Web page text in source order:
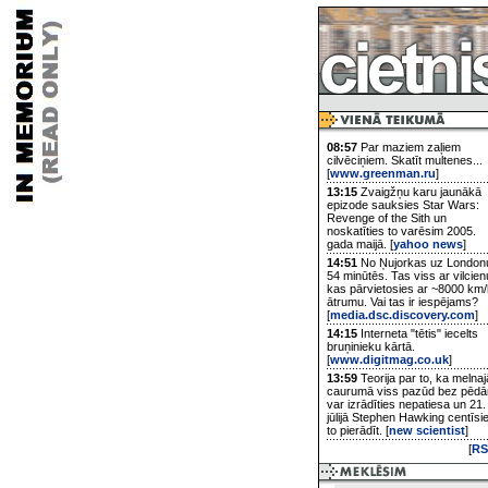
08:57 Par maziem zaļiem
cilvēciņiem. Skatīt multenes...
[www.greenman.ru]
13:15 Zvaigžņu karu jaunākā
epizode sauksies Star Wars:
Revenge of the Sith un
noskatīties to varēsim 2005.
gada maijā. [yahoo news]
14:51 No Ņujorkas uz
54 minūtēs. Tas viss ar
kas pārvietosies ar ~8000
ātrumu. Vai tas ir iespējams?
[media.dsc.discovery.com]
14:15 Interneta "tētis" iecelts
bruņinieku kārtā.
[www.digitmag.co.uk]
13:59 Teorija par to, ka
caurumā viss pazūd bez
var izrādīties nepatiesa un 21.
jūlijā Stephen Hawking
to pierādīt. [new scientist]
[